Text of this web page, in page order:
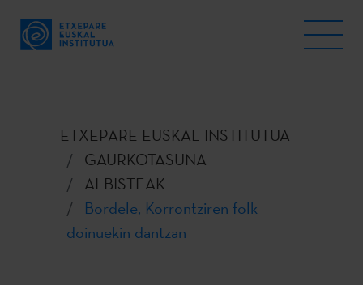
ETXEPARE EUSKAL INSTITUTUA
GAURKOTASUNA
ALBISTEAK
Bordele, Korrontziren folk
doinuekin dantzan